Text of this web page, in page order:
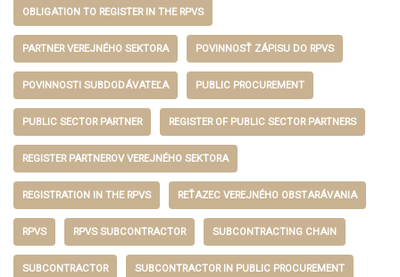
OBLIGATION TO REGISTER IN THE RPVS
PARTNER VEREJNÉHO SEKTORA POVINNOSŤ ZÁPISU DO RPVS
POVINNOSTI SUBDODÁVATEĽA PUBLIC PROCUREMENT
PUBLIC SECTOR PARTNER REGISTER OF PUBLIC SECTOR PARTNERS
REGISTER PARTNEROV VEREJNÉHO SEKTORA
REGISTRATION IN THE RPVS REŤAZEC VEREJNÉHO OBSTARÁVANIA
RPVS RPVS SUBCONTRACTOR SUBCONTRACTING CHAIN
SUBCONTRACTOR SUBCONTRACTOR IN PUBLIC PROCUREMENT